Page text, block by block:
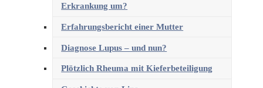
Erkrankung um?
Erfahrungsbericht einer Mutter
Diagnose Lupus – und nun?
Plötzlich Rheuma mit Kieferbeteiligung